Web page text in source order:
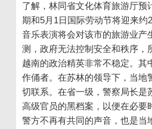
了解，林同省文化体育旅游厅预
期和5月1日国际劳动节将迎来约
音乐表演将会对该市的旅游业产
测，政府无法控制安全和秩序，
越南的政治精英非常不稳定。其
作俑者。在苏林的领导下，当地
切联系。在省一级，警察局长是
高级官员的黑档案，以便在必要
警方不再有共同的声音，也是当